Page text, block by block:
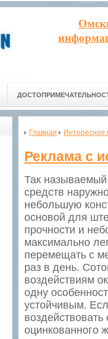
Главная Интересное
Реклама с
Так
средств
небольшую
основой для
прочности и
максимально
перемещать с
раз в день.
воздействиям
одну
устойчивым.
оцинкованного